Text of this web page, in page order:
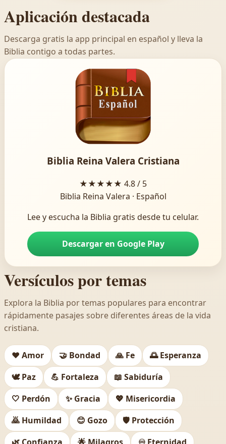
Aplicación destacada
Descarga gratis la app principal en español y lleva la
Biblia contigo a todas partes.
Biblia Reina Valera Cristiana
★★★★★ 4.8 / 5
Biblia Reina Valera · Español
Lee y escucha la Biblia gratis desde tu celular.
Descargar en Google Play
Versículos por temas
Explora la Biblia por temas populares para encontrar
rápidamente pasajes sobre diferentes áreas de la vida
cristiana.
❤️ Amor 🤝 Bondad 🙏 Fe 🌅 Esperanza
🕊️ Paz 💪 Fortaleza 📖 Sabiduría
🤍 Perdón ✨ Gracia 💖 Misericordia
🙇 Humildad 😊 Gozo 🛡️ Protección